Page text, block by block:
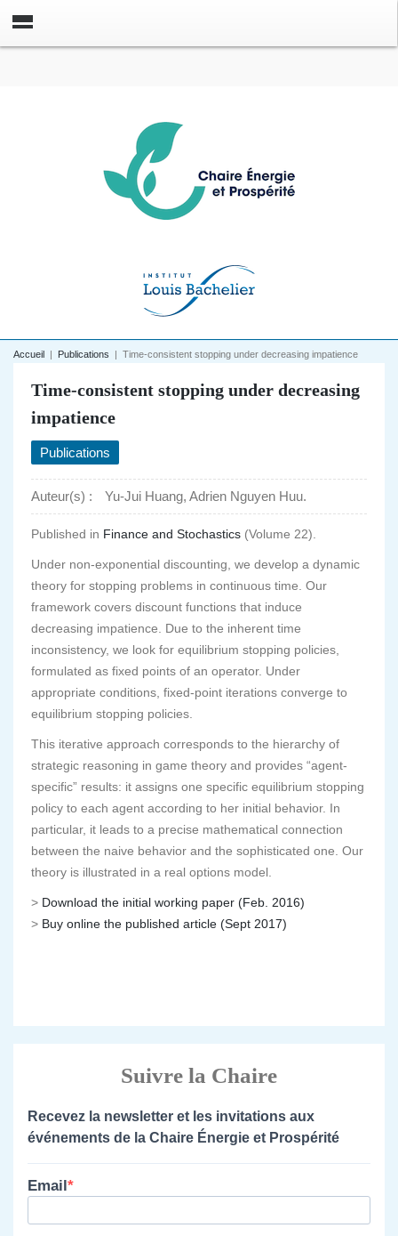
Accueil | Publications | Time-consistent stopping under decreasing impatience
Time-consistent stopping under decreasing
impatience
Publications
Auteur(s) : Yu-Jui Huang, Adrien Nguyen Huu.
Published in Finance and Stochastics (Volume 22).
Under non-exponential discounting, we develop a dynamic
theory for stopping problems in continuous time. Our
framework covers discount functions that induce
decreasing impatience. Due to the inherent time
inconsistency, we look for equilibrium stopping policies,
formulated as fixed points of an operator. Under
appropriate conditions, fixed-point iterations converge to
equilibrium stopping policies.
This iterative approach corresponds to the hierarchy of
strategic reasoning in game theory and provides “agent-
specific” results: it assigns one specific equilibrium stopping
policy to each agent according to her initial behavior. In
particular, it leads to a precise mathematical connection
between the naive behavior and the sophisticated one. Our
theory is illustrated in a real options model.
> Download the initial working paper (Feb. 2016)
> Buy online the published article (Sept 2017)
Suivre la Chaire
Recevez la newsletter et les invitations aux
événements de la Chaire Énergie et Prospérité
Email